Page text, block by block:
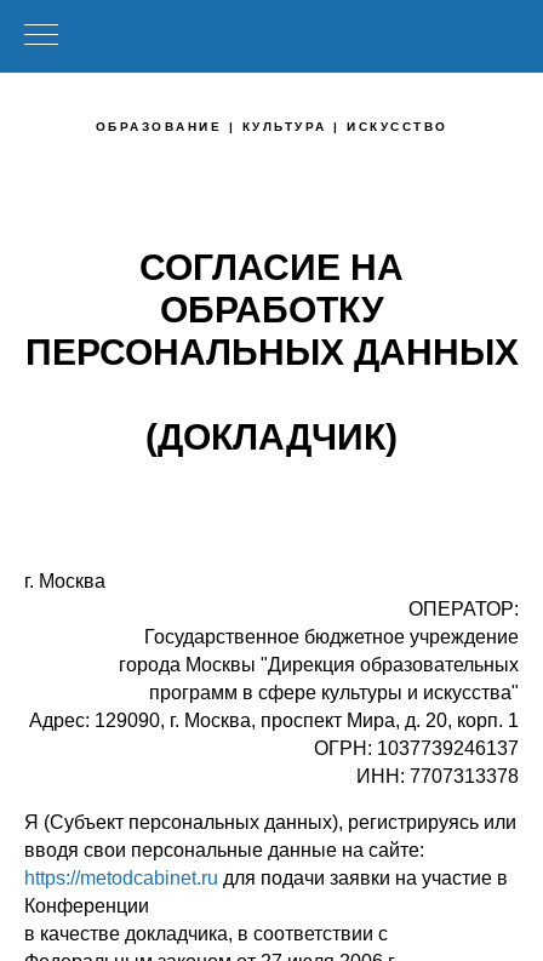
ОБРАЗОВАНИЕ | КУЛЬТУРА | ИСКУССТВО
СОГЛАСИЕ НА
ОБРАБОТКУ
ПЕРСОНАЛЬНЫХ ДАННЫХ
(ДОКЛАДЧИК)
г. Москва
ОПЕРАТОР:
Государственное бюджетное учреждение
города Москвы "Дирекция образовательных
программ в сфере культуры и искусства"
Адрес: 129090, г. Москва, проспект Мира, д. 20, корп. 1
ОГРН: 1037739246137
ИНН: 7707313378
Я (Субъект персональных данных), регистрируясь или
вводя свои персональные данные на сайте:
https://metodcabinet.ru для подачи заявки на участие в
Конференции
в качестве докладчика, в соответствии с